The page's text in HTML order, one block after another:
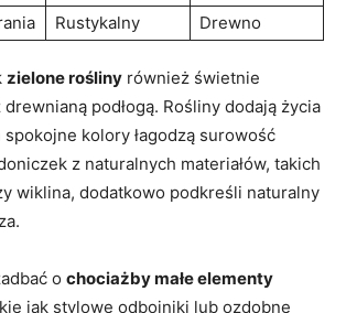
Rustykalny Drewno
zielone ⁣rośliny również świetnie
podłogą. Rośliny dodają ⁣życia
kolory łagodzą surowość
z naturalnych materiałów, takich
wiklina, dodatkowo ⁣podkreśli⁤ naturalny
o chociażby małe⁢ elementy
⁢jak⁤ stylowe odbojniki lub ozdobne